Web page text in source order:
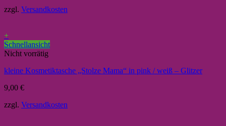
zzgl. Versandkosten
+
Schnellansicht
Nicht vorrätig
kleine Kosmetiktasche „Stolze Mama“ in pink / weiß – Glitzer
9,00 €
zzgl. Versandkosten